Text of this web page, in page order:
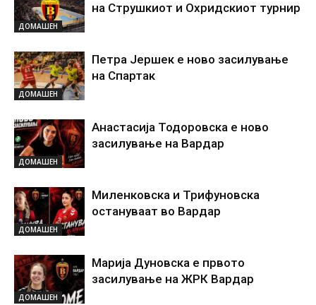
ДОМАШЕН
на Струшкиот и Охридскиот турнир
ДОМАШЕН
Петра Јершек е ново засилување
на Спартак
ДОМАШЕН
Анастасија Тодоровска е ново
засилување на Вардар
ДОМАШЕН
Миленковска и Трифуновска
остануваат во Вардар
ДОМАШЕН
Марија Дуновска е првото
засилување на ЖРК Вардар